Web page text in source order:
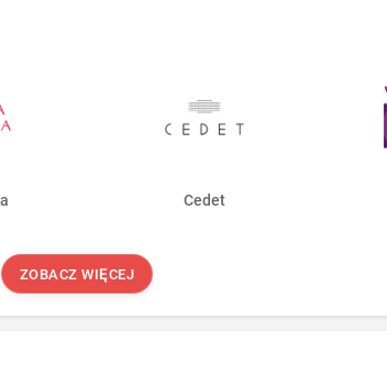
Cedet
ZOBACZ WIĘCEJ